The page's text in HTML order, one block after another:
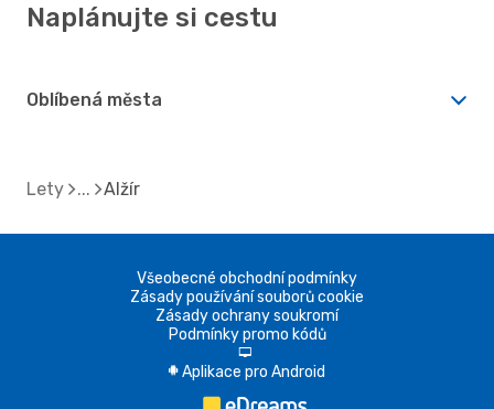
Naplánujte si cestu
Oblíbená města
Lety Alžír
Všeobecné obchodní podmínky
Zásady používání souborů cookie
Zásady ochrany soukromí
Podmínky promo kódů
d
A Aplikace pro Android